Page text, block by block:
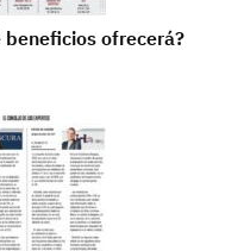
beneficios ofrecerá?